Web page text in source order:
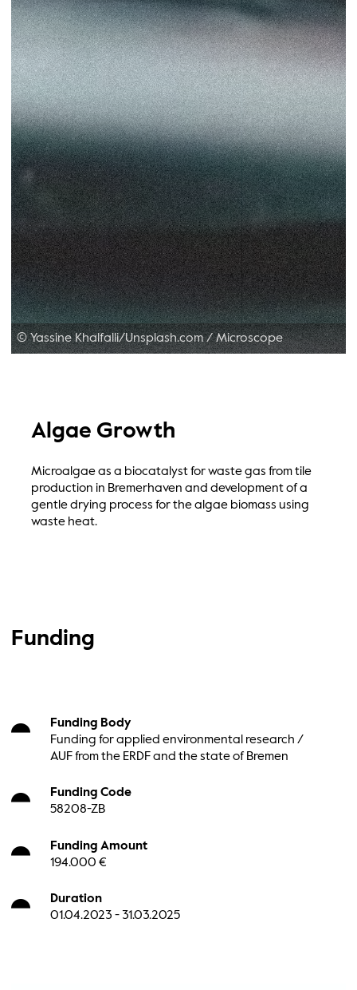
© Yassine Khalfalli/Unsplash.com/Microscope
Algae Growth
Microalgae as a biocatalyst for waste gas from tile
production in Bremerhaven and development of a
gentle drying process for the algae biomass using
waste heat.
Funding
Funding Body
Funding for applied environmental research /
AUF from the ERDF and the state of Bremen
Funding Code
58208-ZB
Funding Amount
194.000 €
Duration
01.04.2023 - 31.03.2025